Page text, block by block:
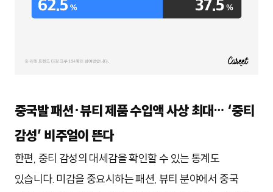
중국발 패션·뷰티 제품 수입액 사상 최대… ‘중티
감성’ 비주얼이 뜬다
한편, 중티 감성의 대세감을 확인할 수 있는 통계도
있습니다. 미감을 중요시하는 패션, 뷰티 분야에서 중국